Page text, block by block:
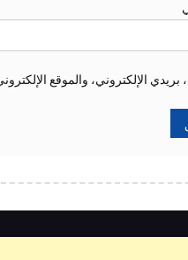
الإلكتروني، والموقع